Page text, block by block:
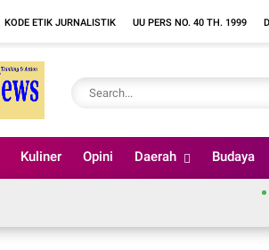
KODE ETIK JURNALISTIK UU PERS NO. 40 TH. 1999
Kuliner Opini Daerah Budaya